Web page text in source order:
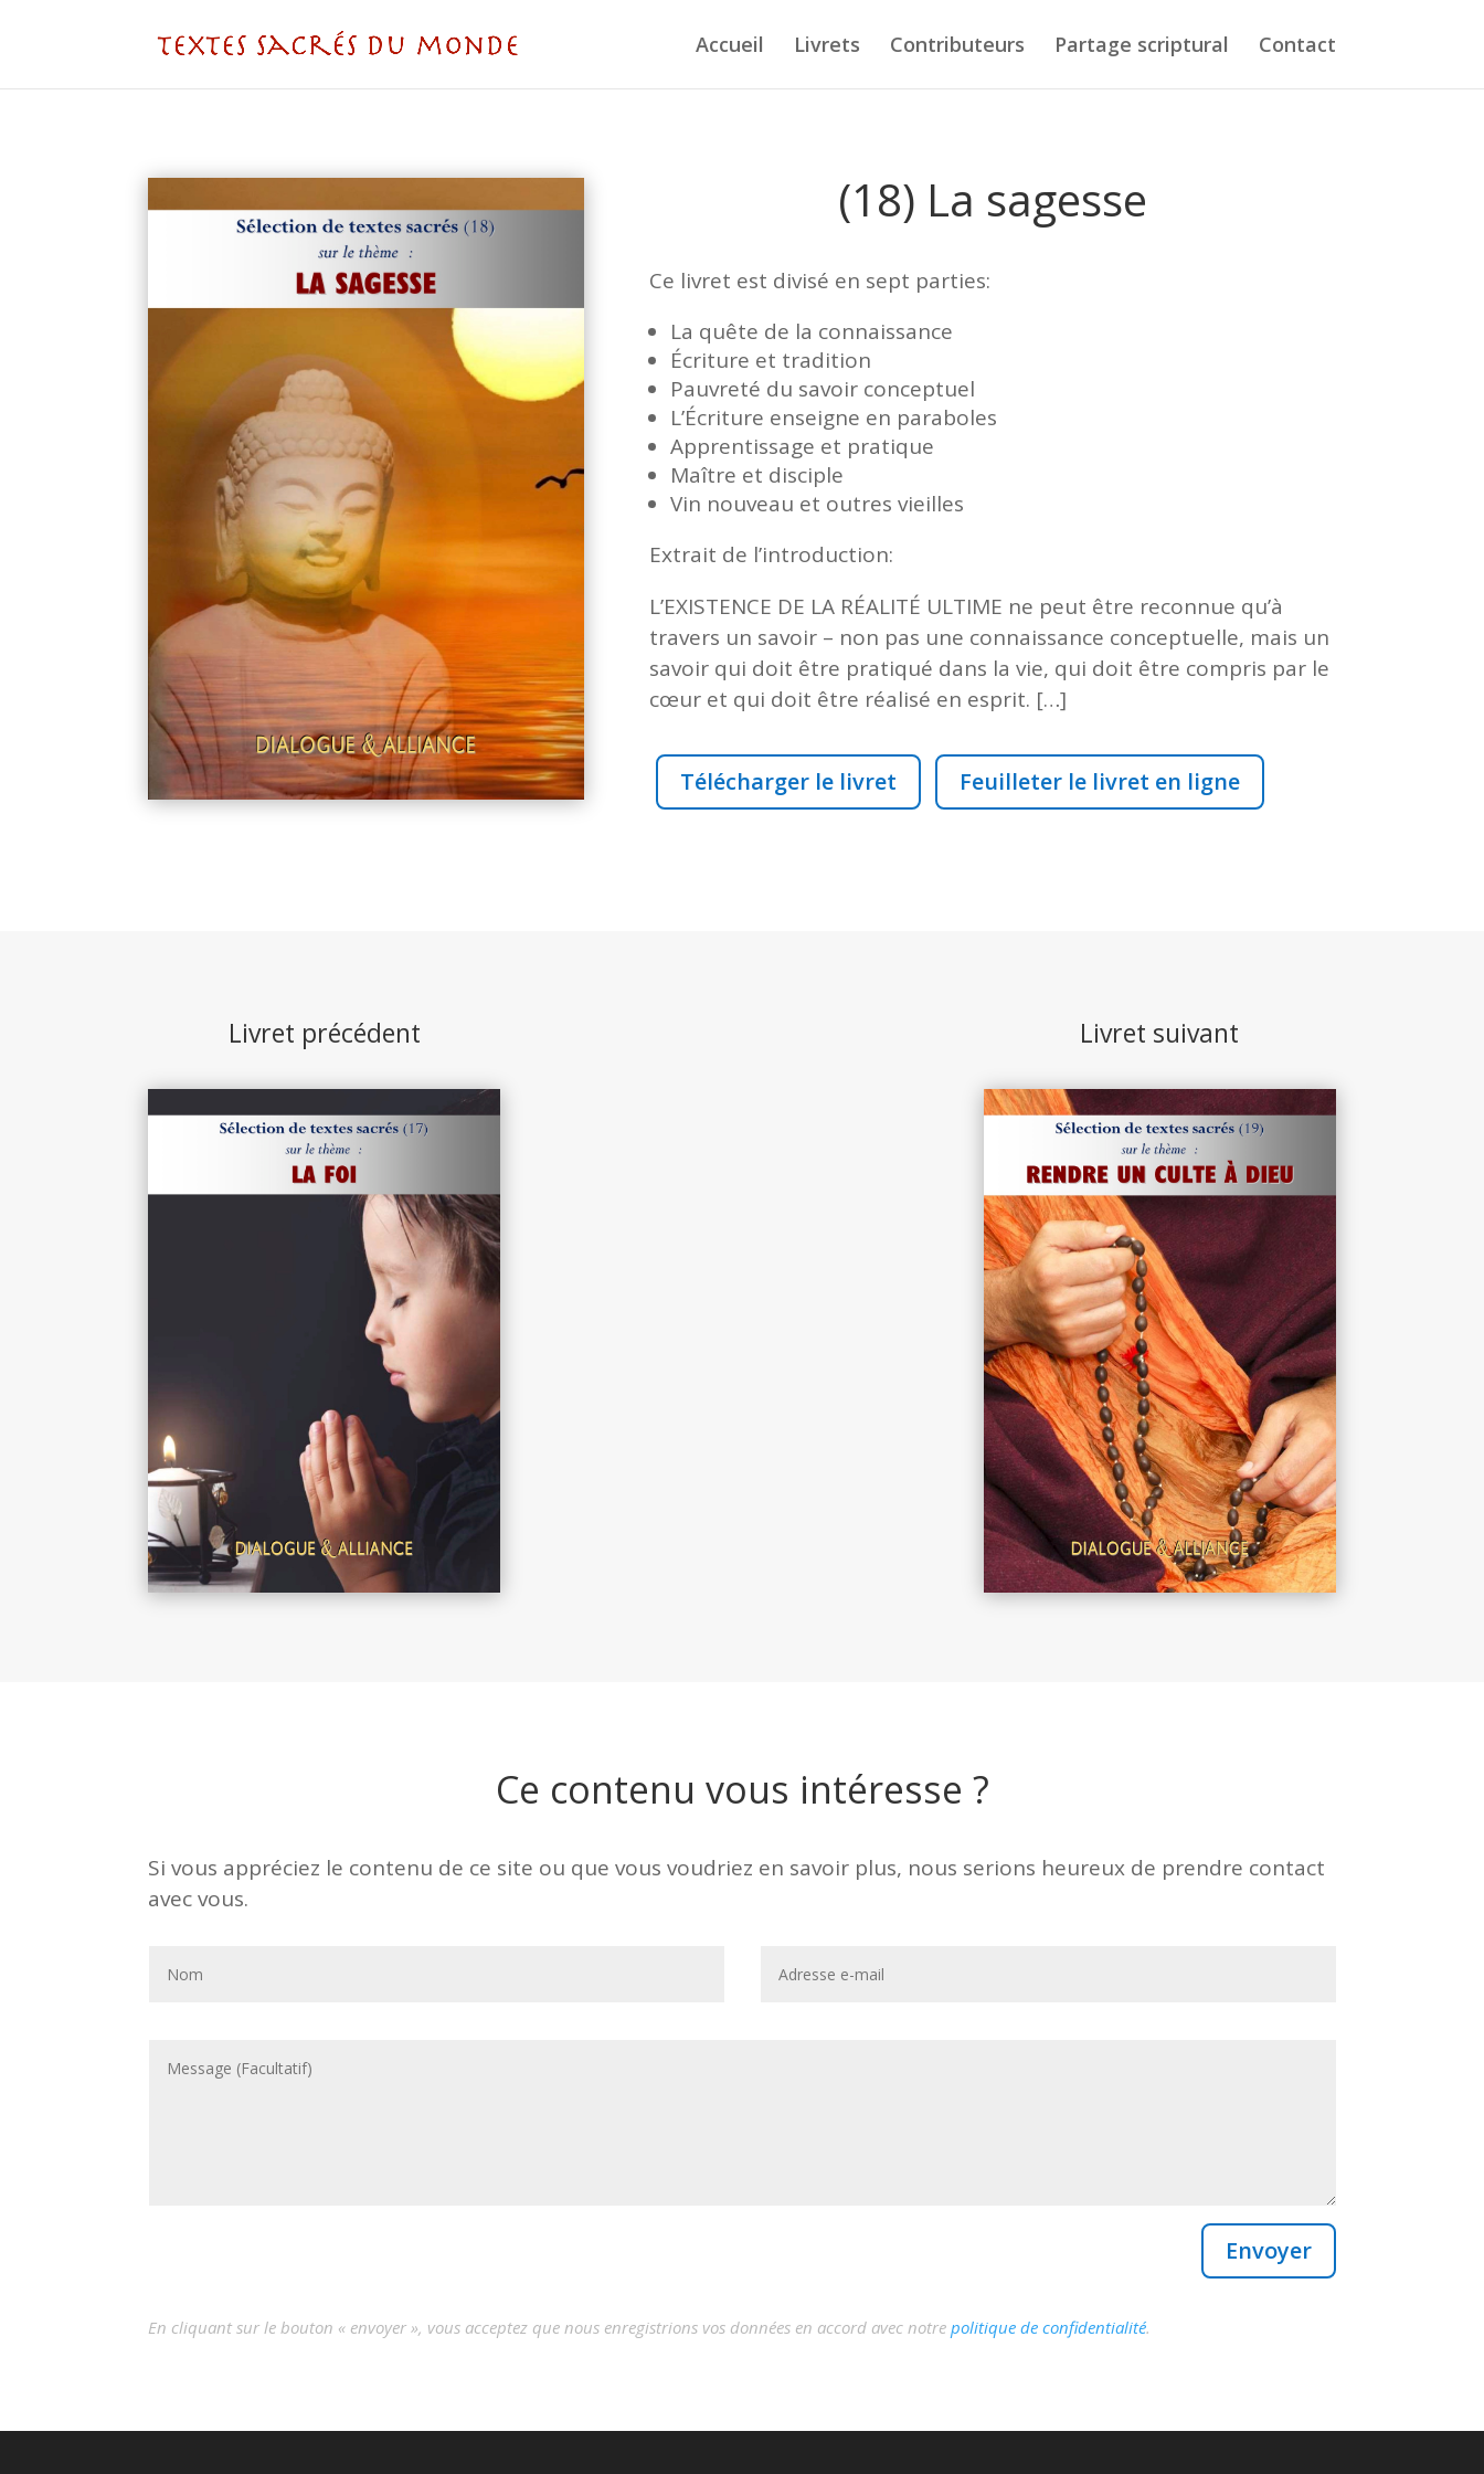
Accueil Livrets Contributeurs Partage scriptural Contact
(18) La sagesse
Ce livret est divisé en sept parties:
La quête de la connaissance
Écriture et tradition
Pauvreté du savoir conceptuel
L’Écriture enseigne en paraboles
Apprentissage et pratique
Maître et disciple
Vin nouveau et outres vieilles
Extrait de l’introduction:
L’EXISTENCE DE LA RÉALITÉ ULTIME ne peut être reconnue qu’à
travers un savoir – non pas une connaissance conceptuelle, mais un
savoir qui doit être pratiqué dans la vie, qui doit être compris par le
cœur et qui doit être réalisé en esprit. […]
Télécharger le livret Feuilleter le livret en ligne
Livret précédent Livret suivant
Ce contenu vous intéresse ?
Si vous appréciez le contenu de ce site ou que vous voudriez en savoir plus, nous serions heureux de prendre contact
avec vous.
Envoyer
En cliquant sur le bouton « envoyer », vous acceptez que nous enregistrions vos données en accord avec notrepolitique de confidentialité.